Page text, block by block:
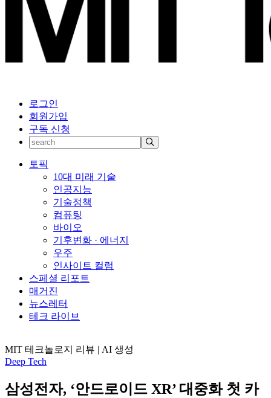
로그인
회원가입
구독 신청
토픽
10대 미래 기술
인공지능
기술정책
컴퓨팅
바이오
기후변화 · 에너지
우주
인사이트 컬럼
스페셜 리포트
매거진
뉴스레터
테크 라이브
MIT 테크놀로지 리뷰 | AI 생성
Deep Tech
삼성전자, ‘안드로이드 XR’ 대중화 첫 카